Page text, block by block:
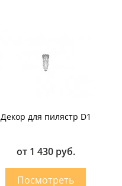
Декор для пилястр D1
от 1 430 руб.